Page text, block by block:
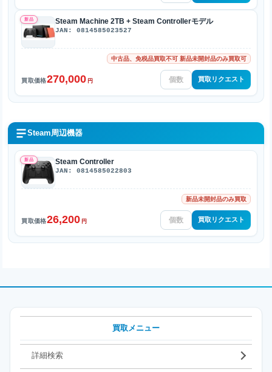
新品 Steam Machine 2TB + Steam Controllerモデル
JAN: 0814585023527
中古品、免税品買取不可 新品未開封品のみ買取可
買取価格270,000 円 買取リクエスト
Steam周辺機器
新品 Steam Controller
JAN: 0814585022803
新品未開封品のみ買取
買取価格26,200 円 買取リクエスト
買取メニュー
詳細検索